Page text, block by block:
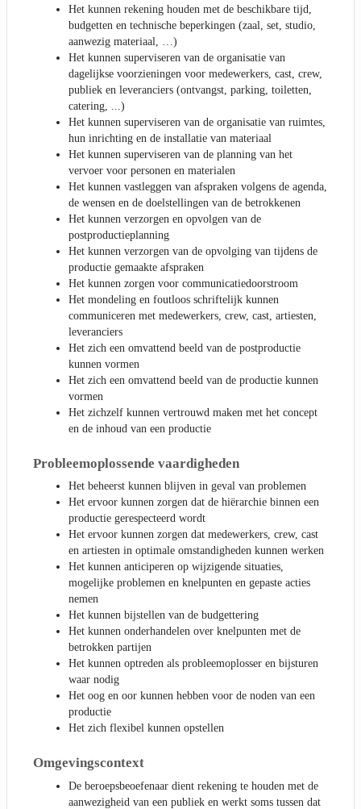
Het kunnen rekening houden met de beschikbare tijd,
budgetten en technische beperkingen (zaal, set, studio,
aanwezig materiaal, …)
Het kunnen superviseren van de organisatie van
dagelijkse voorzieningen voor medewerkers, cast, crew,
publiek en leveranciers (ontvangst, parking, toiletten,
catering, ...)
Het kunnen superviseren van de organisatie van ruimtes,
hun inrichting en de installatie van materiaal
Het kunnen superviseren van de planning van het
vervoer voor personen en materialen
Het kunnen vastleggen van afspraken volgens de agenda,
de wensen en de doelstellingen van de betrokkenen
Het kunnen verzorgen en opvolgen van de
postproductieplanning
Het kunnen verzorgen van de opvolging van tijdens de
productie gemaakte afspraken
Het kunnen zorgen voor communicatiedoorstroom
Het mondeling en foutloos schriftelijk kunnen
communiceren met medewerkers, crew, cast, artiesten,
leveranciers
Het zich een omvattend beeld van de postproductie
kunnen vormen
Het zich een omvattend beeld van de productie kunnen
vormen
Het zichzelf kunnen vertrouwd maken met het concept
en de inhoud van een productie
Probleemoplossende vaardigheden
Het beheerst kunnen blijven in geval van problemen
Het ervoor kunnen zorgen dat de hiërarchie binnen een
productie gerespecteerd wordt
Het ervoor kunnen zorgen dat medewerkers, crew, cast
en artiesten in optimale omstandigheden kunnen werken
Het kunnen anticiperen op wijzigende situaties,
mogelijke problemen en knelpunten en gepaste acties
nemen
Het kunnen bijstellen van de budgettering
Het kunnen onderhandelen over knelpunten met de
betrokken partijen
Het kunnen optreden als probleemoplosser en bijsturen
waar nodig
Het oog en oor kunnen hebben voor de noden van een
productie
Het zich flexibel kunnen opstellen
Omgevingscontext
De beroepsbeoefenaar dient rekening te houden met de
aanwezigheid van een publiek en werkt soms tussen dat